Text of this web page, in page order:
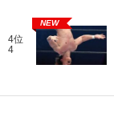
4位
4
NEW